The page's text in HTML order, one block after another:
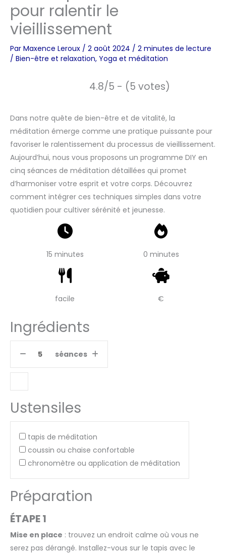
pour ralentir le
vieillissement
Par Maxence Leroux / 2 août 2024 / 2 minutes de lecture
/ Bien-être et relaxation, Yoga et méditation
4.8/5 - (5 votes)
Dans notre quête de bien-être et de vitalité, la
méditation émerge comme une pratique puissante pour
favoriser le ralentissement du processus de vieillissement.
Aujourd’hui, nous vous proposons un programme DIY en
cinq séances de méditation détaillées qui promet
d’harmoniser votre esprit et votre corps. Découvrez
comment intégrer ces techniques simples dans votre
quotidien pour cultiver sérénité et jeunesse.
15 minutes 0 minutes
facile €
Ingrédients
séances
Ustensiles
tapis de méditation
coussin ou chaise confortable
chronomètre ou application de méditation
Préparation
ÉTAPE 1
Mise en place : trouvez un endroit calme où vous ne
serez pas dérangé. Installez-vous sur le tapis avec le